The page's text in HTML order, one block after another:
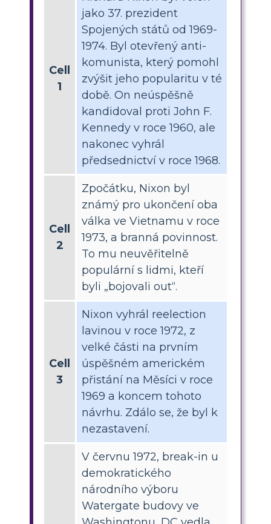
Cell
1
jako 37. prezident
Spojených států od 1969-
1974. Byl otevřený anti-
komunista, který pomohl
zvýšit jeho popularitu v té
době. On neúspěšně
kandidoval proti John F.
Kennedy v roce 1960, ale
nakonec vyhrál
předsednictví v roce 1968.
Cell
2
Zpočátku, Nixon byl
známý pro ukončení oba
válka ve Vietnamu v roce
1973, a branná povinnost.
To mu neuvěřitelně
populární s lidmi, kteří
byli „bojovali out“.
Cell
3
Nixon vyhrál reelection
lavinou v roce 1972, z
velké části na prvním
úspěšném americkém
přistání na Měsíci v roce
1969 a koncem tohoto
návrhu. Zdálo se, že byl k
nezastavení.
V červnu 1972, break-in u
demokratického
národního výboru
Watergate budovy ve